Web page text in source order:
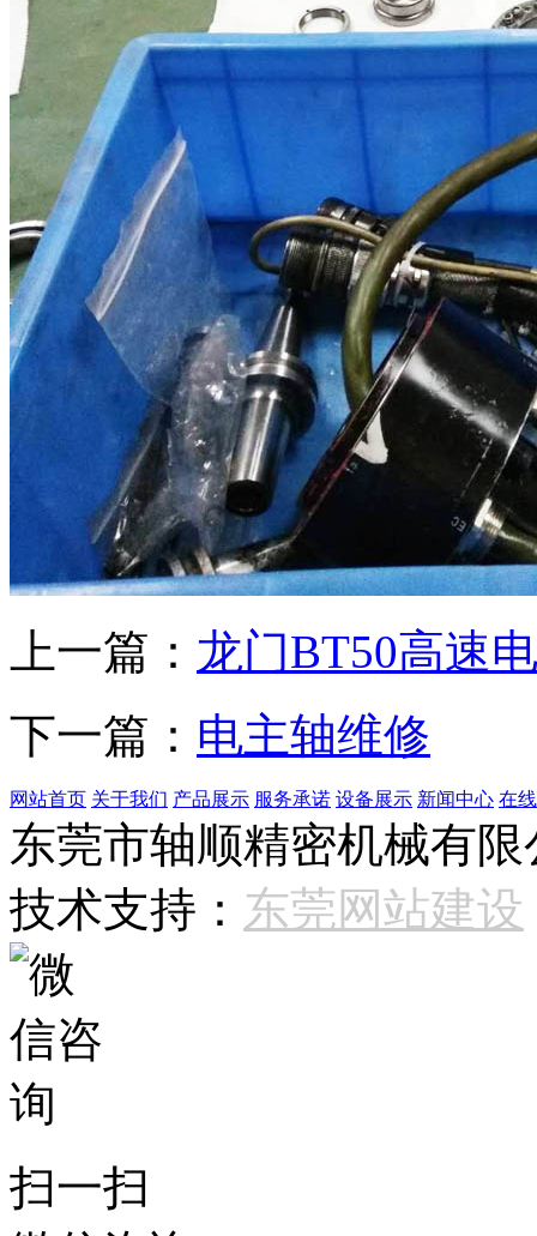
上一篇： 龙门BT50高速
下一篇： 电主轴维修
网站首页 关于我们 产品展示 服务承诺 设备展示 新闻中心 在
东莞市轴顺精密机械有
技术支持： 东莞网站建设
扫一扫